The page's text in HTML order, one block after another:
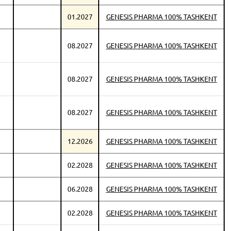
01.2027 GENESIS PHARMA 100% TASHKENT
08.2027 GENESIS PHARMA 100% TASHKENT
08.2027 GENESIS PHARMA 100% TASHKENT
08.2027 GENESIS PHARMA 100% TASHKENT
12.2026 GENESIS PHARMA 100% TASHKENT
02.2028 GENESIS PHARMA 100% TASHKENT
06.2028 GENESIS PHARMA 100% TASHKENT
02.2028 GENESIS PHARMA 100% TASHKENT